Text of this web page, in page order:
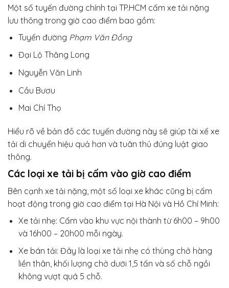
Một số tuyến đường chính tại TP.HCM cấm xe tải nặng
lưu thông trong giờ cao điểm bao gồm:
Tuyến đường Phạm Văn Đồng
Đại Lộ Thăng Long
Nguyễn Văn Linh
Cầu Bươu
Mai Chí Thọ
Hiểu rõ về bản đồ các tuyến đường này sẽ giúp tài xế xe
tải di chuyển hiệu quả hơn và tuân thủ đúng luật giao
thông.
Các loại xe tải bị cấm vào giờ cao điểm
Bên cạnh xe tải nặng, một số loại xe khác cũng bị cấm
hoạt động trong giờ cao điểm tại Hà Nội và Hồ Chí Minh:
Xe tải nhẹ: Cấm vào khu vực nội thành từ 6h00 – 9h00
và 16h00 – 20h00 mỗi ngày.
Xe bán tải: Đây là loại xe tải nhẹ có thùng chở hàng
liền thân, khối lượng chở dưới 1,5 tấn và số chỗ ngồi
không vượt quá 5 chỗ.